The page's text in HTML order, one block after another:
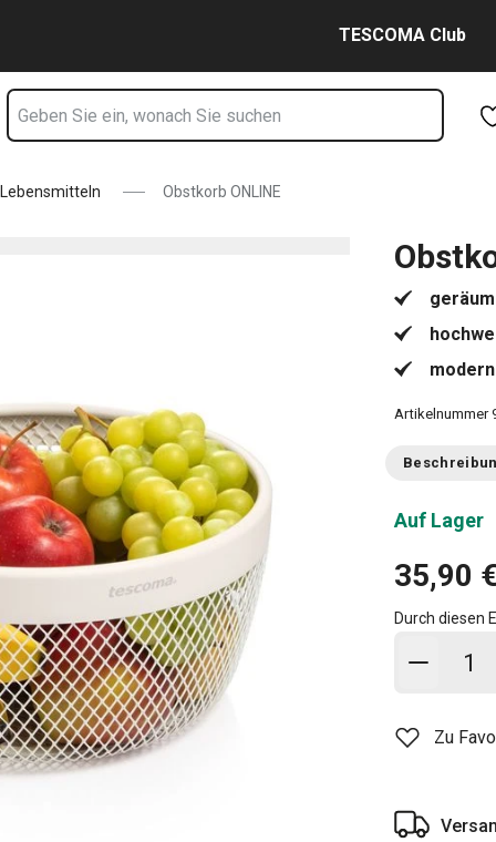
TESCOMA Club
Obstkorb ONLINE
Artikelnummer
Auf Lager
35,90
Durch diesen
Zu